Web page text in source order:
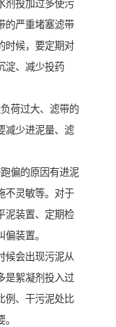
剂投加过多使污
的严重堵塞滤带
时候，要定期对
淀、减少投药
荷过大、滤带的
减少进泥量、滤
偏的原因有进泥
不灵敏等。对于
泥装置、定期检
装置。
候会出现污泥从
是絮凝剂投入过
例、干污泥处比